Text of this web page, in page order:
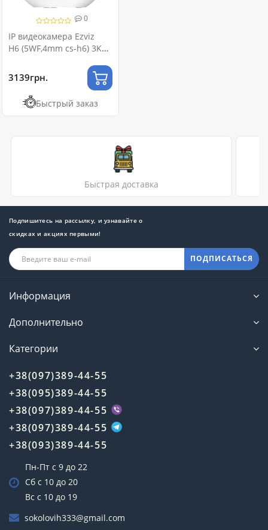
0
IP видеокамера Ezviz
H6 (5WF,4mm cs-h6) 3K
3139грн.
Быстрый заказ
Быстрая доставка
Подпишитесь на рассылку, и узнавайте о
скидках и акциях первыми!
ПОДПИСАТЬСЯ
Информация
Дополнительно
Категории
+38(097)389-44-55
+38(095)389-44-55
+38(097)389-44-55
+38(097)389-44-55
+38(093)389-44-55
Пн-Пт с 9 до 22
Сб с 10 до 20
Вс с 10 до 19
sokolovih333@gmail.com